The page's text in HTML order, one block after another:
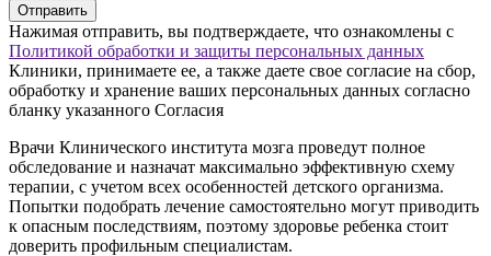
Отправить
Нажимая отправить, вы подтверждаете, что ознакомлены с
Политикой обработки и защиты персональных данных
Клиники, принимаете ее, а также даете свое согласие на сбор,
обработку и хранение ваших персональных данных согласно
бланку указанного Согласия
Врачи Клинического института мозга проведут полное
обследование и назначат максимально эффективную схему
терапии, с учетом всех особенностей детского организма.
Попытки подобрать лечение самостоятельно могут приводить
к опасным последствиям, поэтому здоровье ребенка стоит
доверить профильным специалистам.